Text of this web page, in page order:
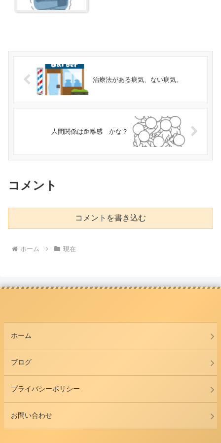
治療法がある病気、ない病気。
人間関係は距離感 かな？
コメント
コメントを書き込む
ホーム 現在
ホーム
ブログ
プライバシーポリシー
お問い合わせ